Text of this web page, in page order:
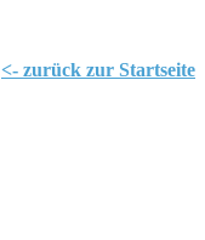
<- zurück zur Startseite